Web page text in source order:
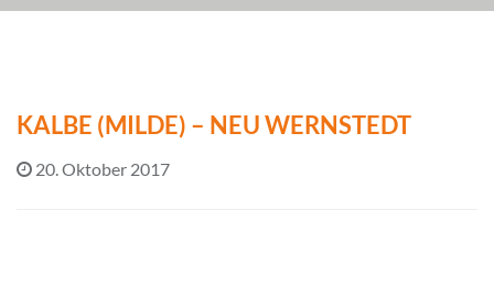
KALBE (MILDE) – NEU WERNSTEDT
20. Oktober 2017